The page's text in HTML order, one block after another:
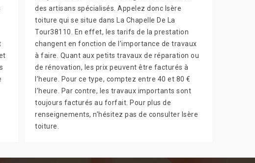
des artisans spécialisés. Appelez donc Isère
toiture qui se situe dans La Chapelle De La
Tour38110. En effet, les tarifs de la prestation
changent en fonction de l’importance de travaux
à faire. Quant aux petits travaux de réparation ou
de rénovation, les prix peuvent être facturés à
l’heure. Pour ce type, comptez entre 40 et 80 €
l’heure. Par contre, les travaux importants sont
toujours facturés au forfait. Pour plus de
renseignements, n’hésitez pas de consulter Isère
toiture.